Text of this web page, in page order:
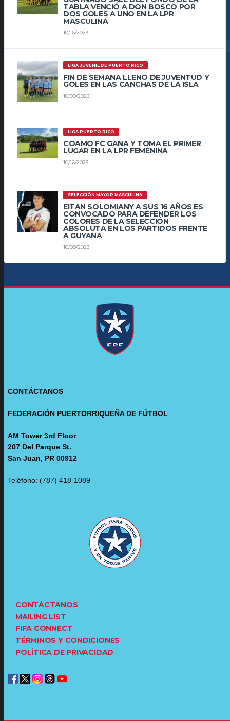
TABLA VENCIÓ A DON BOSCO POR
DOS GOLES A UNO EN LA LPR
MASCULINA
10/16/2023
LIGA JUVENIL DE PUERTO RICO
FIN DE SEMANA LLENO DE JUVENTUD Y
GOLES EN LAS CANCHAS DE LA ISLA
10/09/2023
LIGA PUERTO RICO
COAMO FC GANA Y TOMA EL PRIMER
LUGAR EN LA LPR FEMENINA
10/16/2023
SELECCIÓN MAYOR MASCULINA
EITAN SOLOMIANY A SUS 16 AÑOS ES
CONVOCADO PARA DEFENDER LOS
COLORES DE LA SELECCIÓN
ABSOLUTA EN LOS PARTIDOS FRENTE
A GUYANA
10/09/2023
CONTÁCTANOS
FEDERACIÓN PUERTORRIQUEÑA DE FÚTBOL
AM Tower 3rd Floor
207 Del Parque St.
San Juan, PR 00912
Teléfono: (787) 418-1089
CONTÁCTANOS
MAILING LIST
FIFA CONNECT
TÉRMINOS Y CONDICIONES
POLÍTICA DE PRIVACIDAD